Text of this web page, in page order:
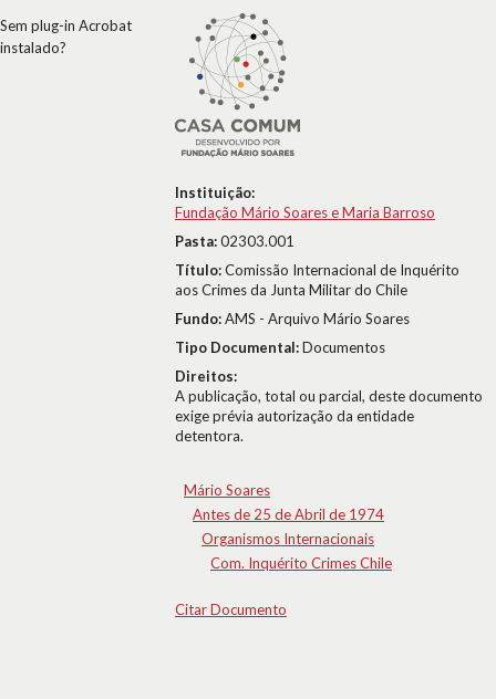
Instituição:
Fundação Mário Soares e Maria Barroso
Pasta:02303.001
Título:Comissão Internacional de Inquérito
aos Crimes da Junta Militar do Chile
Fundo:AMS - Arquivo Mário Soares
Tipo Documental:Documentos
Direitos:
A publicação, total ou parcial, deste documento
exige prévia autorização da entidade
detentora.
Mário Soares
Antes de 25 de Abril de 1974
Organismos Internacionais
Com. Inquérito Crimes Chile
Citar Documento
Sem plug-in Acrobat
instalado?